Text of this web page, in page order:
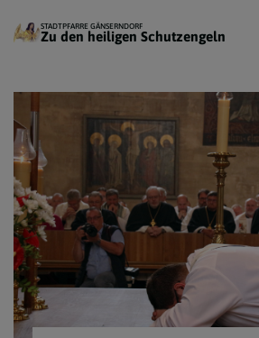
STADTPFARRE GÄNSERNDORF
Zu den heiligen Schutzengeln